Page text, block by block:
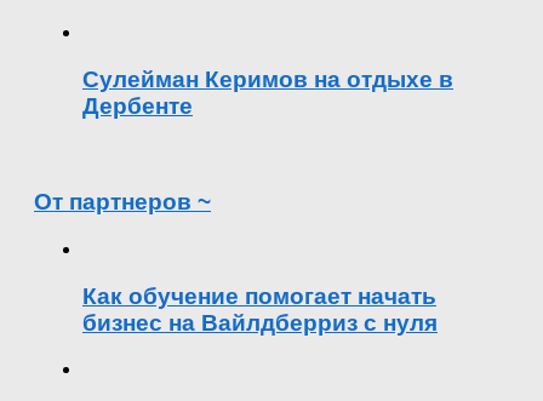
Сулейман Керимов на отдыхе в
Дербенте
От партнеров ~
Как обучение помогает начать
бизнес на Вайлдберриз с нуля